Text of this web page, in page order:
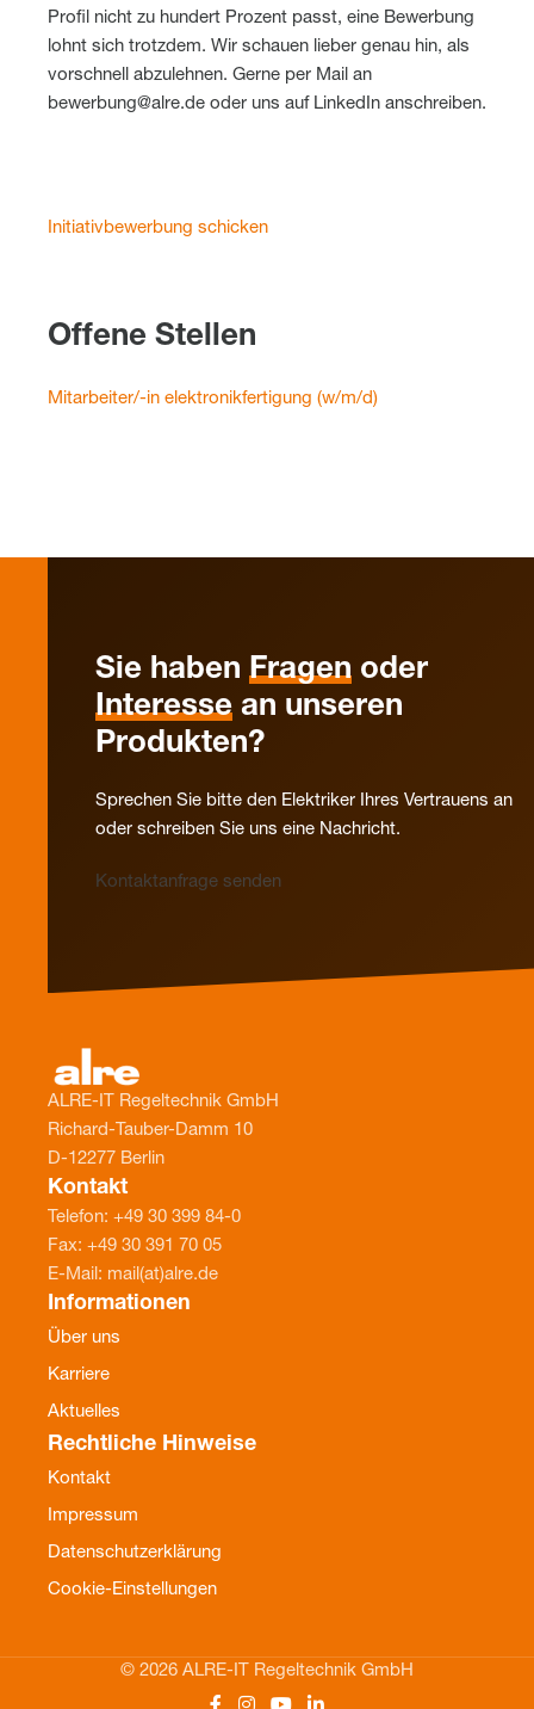
Profil nicht zu hundert Prozent passt, eine Bewerbung
lohnt sich trotzdem. Wir schauen lieber genau hin, als
vorschnell abzulehnen. Gerne per Mail an
bewerbung@alre.de oder uns auf LinkedIn anschreiben.
Initiativbewerbung schicken
Offene Stellen
Mitarbeiter/-in elektronikfertigung (w/m/d)
Sie haben Fragen oder
Interesse an unseren
Produkten?
Sprechen Sie bitte den Elektriker Ihres Vertrauens an
oder schreiben Sie uns eine Nachricht.
Kontaktanfrage senden
ALRE-IT Regeltechnik GmbH
Richard-Tauber-Damm 10
D-12277 Berlin
Kontakt
Telefon: +49 30 399 84-0
Fax: +49 30 391 70 05
E-Mail: mail(at)alre.de
Informationen
Über uns
Karriere
Aktuelles
Rechtliche Hinweise
Kontakt
Impressum
Datenschutzerklärung
Cookie-Einstellungen
© 2026 ALRE-IT Regeltechnik GmbH